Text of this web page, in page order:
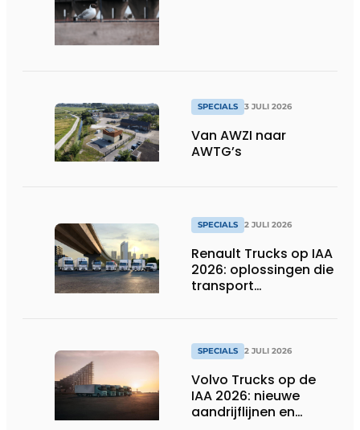
SPECIALS 3 JULI 2026
Van AWZI naar
AWTG’s
SPECIALS 2 JULI 2026
Renault Trucks op IAA
2026: oplossingen die
transport
SPECIALS 2 JULI 2026
Volvo Trucks op de
IAA 2026: nieuwe
aandrijflijnen en